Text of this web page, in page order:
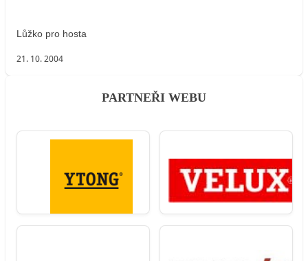
Lůžko pro hosta
21. 10. 2004
PARTNEŘI WEBU